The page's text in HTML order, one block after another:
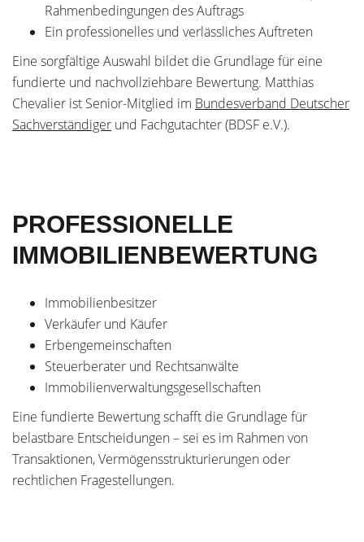
Rahmenbedingungen des Auftrags
Ein professionelles und verlässliches Auftreten
Eine sorgfältige Auswahl bildet die Grundlage für eine
fundierte und nachvollziehbare Bewertung. Matthias
Chevalier ist Senior-Mitglied im Bundesverband Deutscher
Sachverständiger und Fachgutachter (BDSF e.V.).
PROFESSIONELLE
IMMOBILIENBEWERTUNG
Immobilienbesitzer
Verkäufer und Käufer
Erbengemeinschaften
Steuerberater und Rechtsanwälte
Immobilienverwaltungsgesellschaften
Eine fundierte Bewertung schafft die Grundlage für
belastbare Entscheidungen – sei es im Rahmen von
Transaktionen, Vermögensstrukturierungen oder
rechtlichen Fragestellungen.